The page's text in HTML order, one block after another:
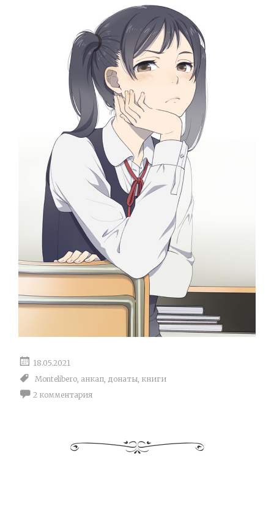
6-2 Экономика порока и добродетели
6-4 Капиталистические грузовики
6-5 Консервативная ошибка
6-8 Добро пожаловать в будущее
18.05.2021
Montelibero, анкап, донаты, книги
2 комментария